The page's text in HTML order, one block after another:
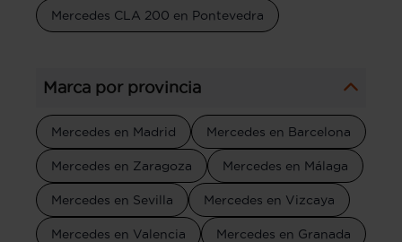
Mercedes CLA 200 en Pontevedra
Marca por provincia
Mercedes en Madrid Mercedes en Barcelona
Mercedes en Zaragoza Mercedes en Málaga
Mercedes en Sevilla Mercedes en Vizcaya
Mercedes en Valencia Mercedes en Granada